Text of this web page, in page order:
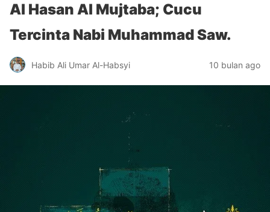
Al Hasan Al Mujtaba; Cucu
Tercinta Nabi Muhammad Saw.
Habib Ali Umar Al-Habsyi 10 bulan ago